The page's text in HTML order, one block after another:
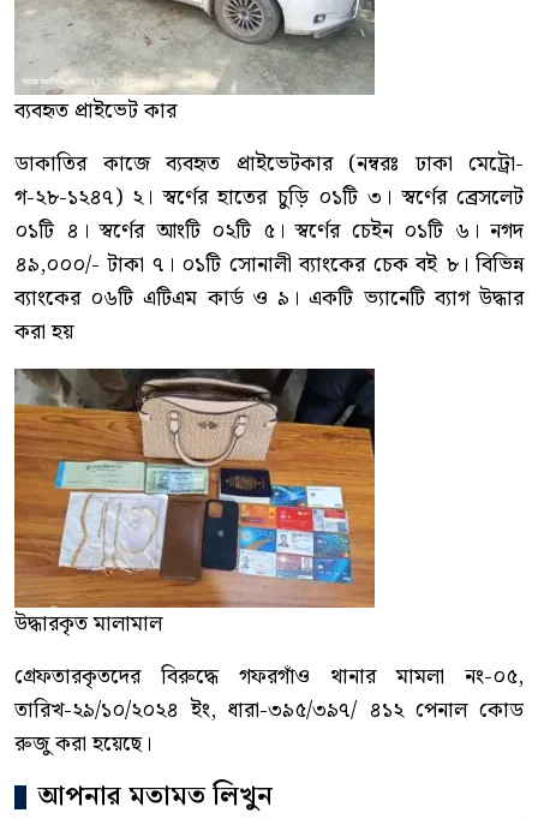
ব্যবহৃত প্রাইভেট কার
ডাকাতির কাজে ব্যবহৃত প্রাইভেটকার (নম্বরঃ ঢাকা মেট্রো-
গ-২৮-১২৪৭) ২। স্বর্ণের হাতের চুড়ি ০১টি ৩। স্বর্ণের ব্রেসলেট
০১টি ৪। স্বর্ণের আংটি ০২টি ৫। স্বর্ণের চেইন ০১টি ৬। নগদ
৪৯,০০০/- টাকা ৭। ০১টি সোনালী ব্যাংকের চেক বই ৮। বিভিন্ন
ব্যাংকের ০৬টি এটিএম কার্ড ও ৯। একটি ভ্যানেটি ব্যাগ উদ্ধার
করা হয়
উদ্ধারকৃত মালামাল
গ্রেফতারকৃতদের বিরুদ্ধে গফরগাঁও থানার মামলা নং-০৫,
তারিখ-২৯/১০/২০২৪ ইং, ধারা-৩৯৫/৩৯৭/ ৪১২ পেনাল কোড
রুজু করা হয়েছে।
আপনার মতামত লিখুন